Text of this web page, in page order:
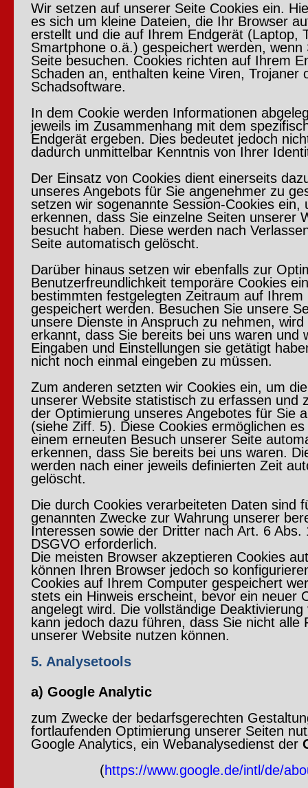
Wir setzen auf unserer Seite Cookies ein.
es sich um kleine Dateien, die Ihr Browser
erstellt und die auf Ihrem Endgerät (Laptop,
Smartphone o.ä.) gespeichert werden, wenn
Seite besuchen. Cookies richten auf Ihrem
Schaden an, enthalten keine Viren, Trojaner
Schadsoftware.
In dem Cookie werden Informationen
jeweils im Zusammenhang mit dem
Endgerät ergeben. Dies bedeutet jedoch
dadurch unmittelbar Kenntnis von Ihrer
Der Einsatz von Cookies dient einerseits
unseres Angebots für Sie angenehmer zu
setzen wir sogenannte Session-Cookies ein,
erkennen, dass Sie einzelne Seiten unserer
besucht haben. Diese werden nach
Seite automatisch gelöscht.
Darüber hinaus setzen wir ebenfalls zur
Benutzerfreundlichkeit temporäre Cookies
bestimmten festgelegten Zeitraum auf Ihrem
gespeichert werden. Besuchen Sie unsere
unsere Dienste in Anspruch zu nehmen,
erkannt, dass Sie bereits bei uns waren und
Eingaben und Einstellungen sie getätigt
nicht noch einmal eingeben zu müssen.
Zum anderen setzten wir Cookies ein, um
unserer Website statistisch zu erfassen und
der Optimierung unseres Angebotes für Sie
(siehe Ziff. 5). Diese Cookies ermöglichen
einem erneuten Besuch unserer Seite
erkennen, dass Sie bereits bei uns waren.
werden nach einer jeweils definierten Zeit
gelöscht.
Die durch Cookies verarbeiteten Daten sind
genannten Zwecke zur Wahrung unserer
Interessen sowie der Dritter nach Art. 6 Abs.
DSGVO erforderlich.
Die meisten Browser akzeptieren Cookies
können Ihren Browser jedoch so
Cookies auf Ihrem Computer gespeichert
stets ein Hinweis erscheint, bevor ein neuer
angelegt wird. Die vollständige Deaktivierung
kann jedoch dazu führen, dass Sie nicht alle
unserer Website nutzen können.
5. Analysetools
a) Google Analytic
zum Zwecke der bedarfsgerechten
fortlaufenden Optimierung unserer Seiten
Google Analytics, ein Webanalysedienst der
(https://www.google.de/intl/de/